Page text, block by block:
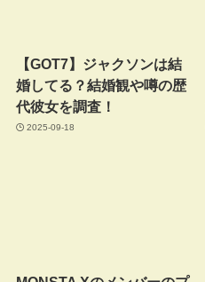
【GOT7】ジャクソンは結
婚してる？結婚観や噂の歴
代彼女を調査！
2025-09-18